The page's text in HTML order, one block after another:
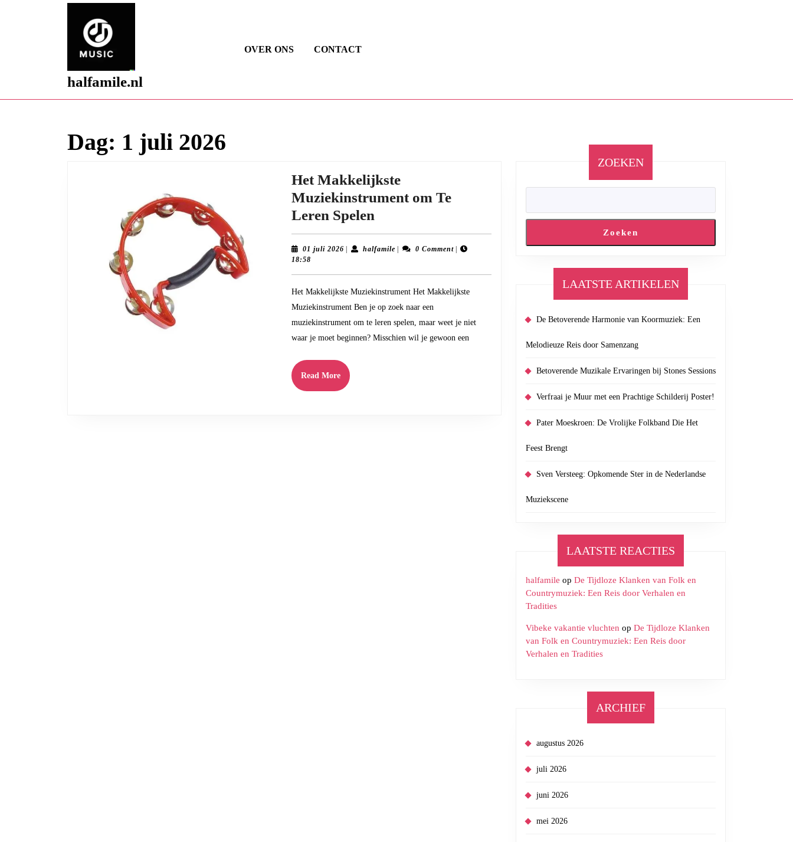
halfamile.nl
OVER ONS CONTACT
Dag: 1 juli 2026
Het Makkelijkste
Muziekinstrument om Te
Leren Spelen
Makkelijkste
Muziekinstrument
Te
Leren
Spelen
01 juli 2026 01
halfamilehalfamile0 Comment
18:58
Het Makkelijkste Muziekinstrument Het Makkelijkste
Muziekinstrument Ben je op zoek naar een
muziekinstrument om te leren spelen, maar weet je niet
waar je moet beginnen? Misschien wil je gewoon een
Read MoreRead
More
ZOEKEN
Zoeken
LAATSTE ARTIKELEN
De Betoverende Harmonie van Koormuziek: Een
Melodieuze Reis door Samenzang
Betoverende Muzikale Ervaringen bij Stones Sessions
Verfraai je Muur met een Prachtige Schilderij Poster!
Pater Moeskroen: De Vrolijke Folkband Die Het
Feest Brengt
Sven Versteeg: Opkomende Ster in de Nederlandse
Muziekscene
LAATSTE REACTIES
halfamile op De Tijdloze Klanken van Folk en
Countrymuziek: Een Reis door Verhalen en
Tradities
Vibeke vakantie vluchten op De Tijdloze Klanken
van Folk en Countrymuziek: Een Reis door
Verhalen en Tradities
ARCHIEF
augustus 2026
juli 2026
juni 2026
mei 2026